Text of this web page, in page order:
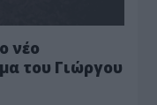
νέο
του Γιώργου